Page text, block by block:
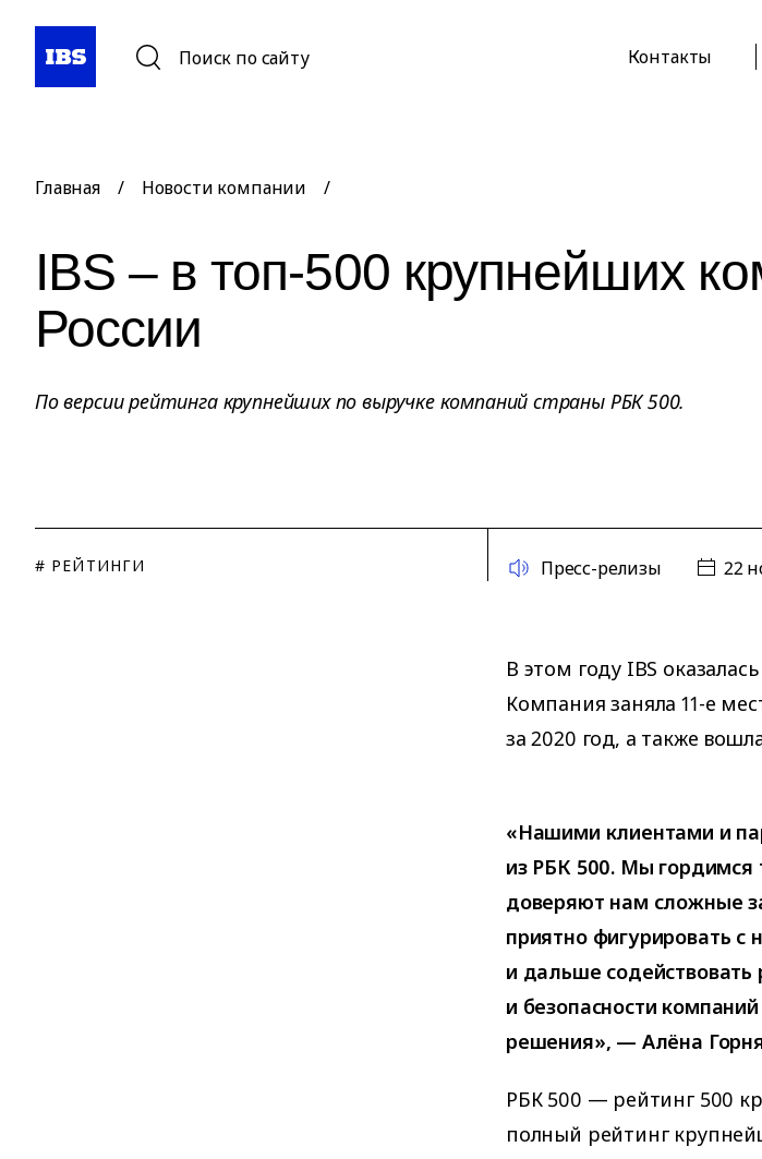
Поиск по сайту Контакты
Главная / Новости компании /
IBS – в топ-500 крупнейших
России
По версии рейтинга крупнейших по выручке компаний страны РБК 500.
# РЕЙТИНГИ Пресс-релизы 22
В этом году IBS
Компания заняла 11-е
за 2020 год, а также
«Нашими клиентами и
из РБК 500. Мы гордимся
доверяют нам сложные
приятно фигурировать с
и дальше содействовать
и безопасности
решения», — Алёна
РБК 500 — рейтинг 500
полный рейтинг